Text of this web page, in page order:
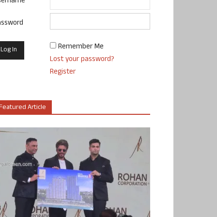
Remember Me
Lost your password?
Register
Article